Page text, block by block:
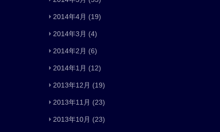
2014年4月 (19)
2014年3月 (4)
2014年2月 (6)
2014年1月 (12)
2013年12月 (19)
2013年11月 (23)
2013年10月 (23)